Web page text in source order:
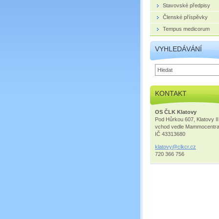
Stavovské předpisy
Členské příspěvky
Tempus medicorum
VYHLEDÁVÁNÍ
KONTAKT
OS ČLK Klatovy
Pod Hůrkou 607, Klatovy
vchod vedle Mammocentra
IČ 43313680
klatovy@clkcr.cz
720 366 756